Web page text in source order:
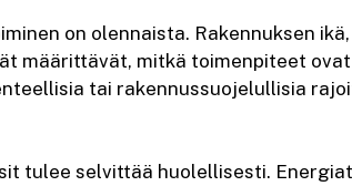
on olennaista. Rakennuksen
määrittävät, mitkä toimenpiteet
tai rakennussuojelullisia
tulee selvittää huolellisesti.